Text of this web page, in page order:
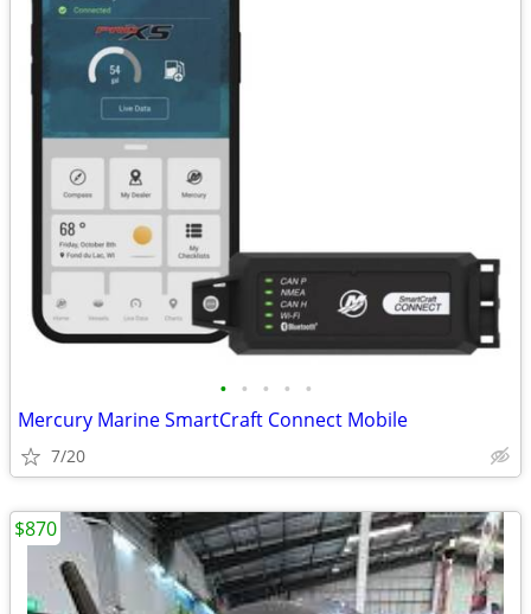
• • • • •
Mercury Marine SmartCraft Connect Mobile
7/20
$870